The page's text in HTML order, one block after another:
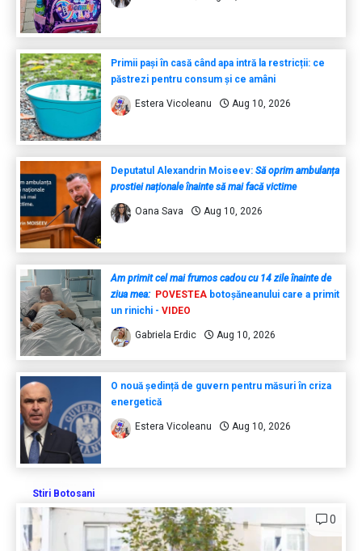
Primii pași în casă când apa intră la restricții: ce
păstrezi pentru consum și ce amâni
Estera Vicoleanu Aug 10, 2026
Deputatul Alexandrin Moiseev:Să oprim ambulanța
prostiei naționale înainte să mai facă victime
Oana Sava Aug 10, 2026
Am primit cel mai frumos cadou cu 14 zile înainte de
ziua mea: POVESTEAbotoșăneanului care a primit
un rinichi - VIDEO
Gabriela Erdic Aug 10, 2026
O nouă ședință de guvern pentru măsuri în criza
energetică
Estera Vicoleanu Aug 10, 2026
Stiri Botosani
0